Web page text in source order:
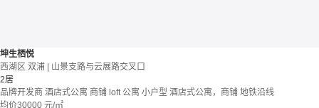
坤生栖悦
西湖区 双浦 | 山景支路与云展路交叉口
2居
品牌开发商 酒店式公寓 商铺 loft 公寓 小户型 酒店式公寓，商铺 地铁沿线
均价30000 元/㎡